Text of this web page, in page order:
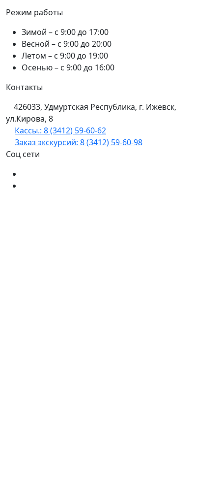
Режим работы
Зимой – с 9:00 до 17:00
Весной – с 9:00 до 20:00
Летом – с 9:00 до 19:00
Осенью – с 9:00 до 16:00
Контакты
426033, Удмуртская Республика, г. Ижевск,
ул.Кирова, 8
Кассы.: 8 (3412) 59-60-62
Заказ экскурсий: 8 (3412) 59-60-98
Соц сети